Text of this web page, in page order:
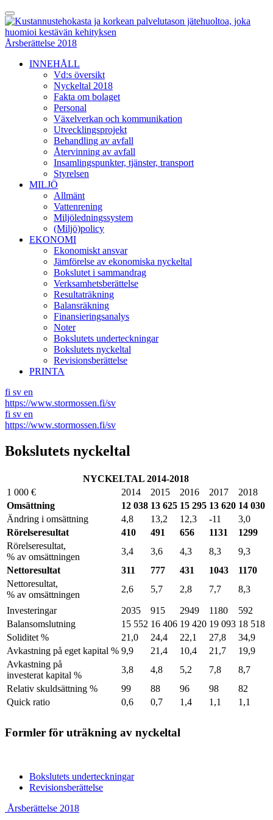
Skip
to
content
Toggle
Menu
Årsberättelse 2018
INNEHÅLL
Vd:s översikt
Nyckeltal 2018
Fakta om bolaget
Personal
Växelverkan och kommunikation
Utvecklingsprojekt
Behandling av avfall
Återvinning av avfall
Insamlingspunkter, tjänster, transport
Styrelsen
MILJÖ
Allmänt
Vattenrening
Miljöledningssystem
(Miljö)policy
EKONOMI
Ekonomiskt ansvar
Jämförelse av ekonomiska nyckeltal
Bokslutet i sammandrag
Verksamhetsberättelse
Resultaträkning
Balansräkning
Finansieringsanalys
Noter
Bokslutets underteckningar
Bokslutets nyckeltal
Revisionsberättelse
PRINTA
fi sv en
https://www.stormossen.fi/sv
fi sv en
https://www.stormossen.fi/sv
Bokslutets nyckeltal
NYCKELTAL 2014-2018
1 000 €
2014 2015 2016 2017
2018
Omsättning
12 038 13 625 15 295 13 620 14 030
Ändring i omsättning
4,8 13,2 12,3 -11
3,0
Rörelseresultat
410 491 656 1131
1299
Rörelseresultat,
% av omsättningen
3,4 3,6 4,3 8,3
9,3
Nettoresultat
311 777 431 1043
1170
Nettoresultat,
% av omsättningen
2,6 5,7 2,8 7,7 8,3
Investeringar 2035 915 2949 1180
592
Balansomslutning
15 552 16 406 19 420 19 093 18 518
Soliditet %
21,0 24,4 22,1 27,8
34,9
Avkastning på eget kapital % 9,9 21,4 10,4 21,7
19,9
Avkastning på
investerat kapital %
3,8 4,8 5,2 7,8
8,7
Relativ skuldsättning %
99 88 96 98
82
Quick ratio
0,6 0,7 1,4 1,1 1,1
Formler för uträkning av nyckeltal
Previous
page:
Bokslutets underteckningar
Next
Revisionsberättelse
Previous
Next
Årsberättelse 2018